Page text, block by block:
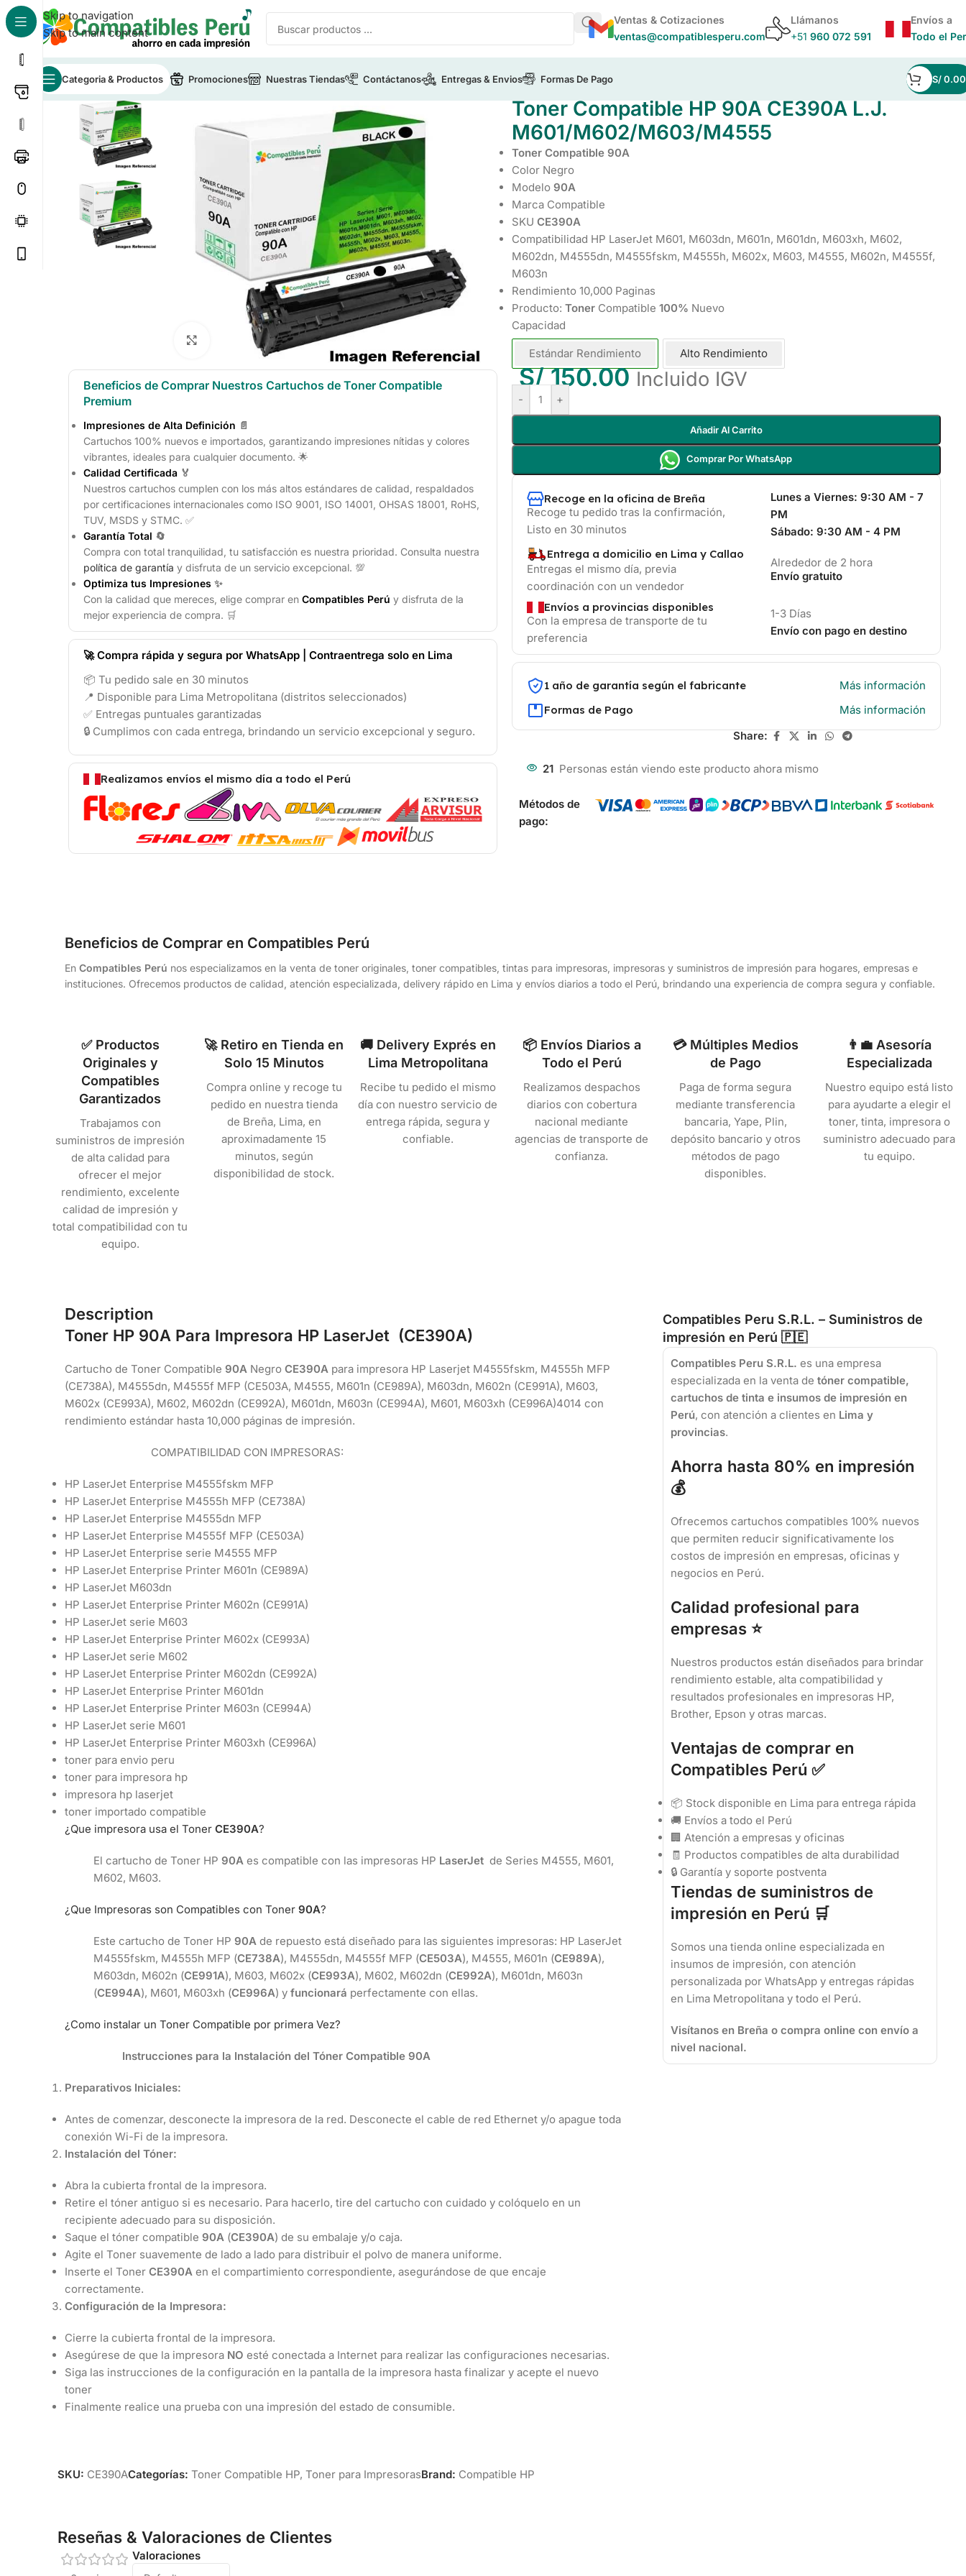
Skip to navigation
Skip to main content
Ventas & Cotizaciones
ventas@compatiblesperu.com
Llámanos
+51 960 072 591
Envíos a
Todo el
Categoria & Productos Promociones Nuestras Tiendas Contáctanos Entregas & Envios Formas De Pago S/0.00
Inicio/Toner para Impresoras
Click to enlarge
Beneficios de Comprar Nuestros Cartuchos de Toner Compatible
Premium
Impresiones de Alta Definición 📄
Cartuchos 100% nuevos e importados, garantizando impresiones nítidas y colores
vibrantes, ideales para cualquier documento. 🌟
Calidad Certificada 🏅
Nuestros cartuchos cumplen con los más altos estándares de calidad, respaldados
por certificaciones internacionales como ISO 9001, ISO 14001, OHSAS 18001, RoHS,
TUV, MSDS y STMC. ✅
Garantía Total 🔄
Compra con total tranquilidad, tu satisfacción es nuestra prioridad. Consulta nuestra
política de garantía y disfruta de un servicio excepcional. 💯
Optimiza tus Impresiones ✨
Con la calidad que mereces, elige comprar en Compatibles Perú y disfruta de la
mejor experiencia de compra. 🛒
🚀 Compra rápida y segura por WhatsApp | Contraentrega solo en Lima
📦 Tu pedido sale en 30 minutos
📍 Disponible para Lima Metropolitana (distritos seleccionados)
✅ Entregas puntuales garantizadas
🔒 Cumplimos con cada entrega, brindando un servicio excepcional y seguro.
Realizamos envíos el mismo día a todo el Perú
Toner Compatible HP 90A CE390A L.J.
M601/M602/M603/M4555
Toner Compatible 90A
Color Negro
Modelo 90A
Marca Compatible
SKU CE390A
Compatibilidad HP LaserJet M601, M603dn, M601n, M601dn, M603xh, M602,
M602dn, M4555dn, M4555fskm, M4555h, M602x, M603, M4555, M602n, M4555f,
M603n
Rendimiento 10,000 Paginas
Producto: TonerCompatible 100% Nuevo
Capacidad
Estándar Rendimiento Alto Rendimiento
S/150.00 Incluido IGV
- +
Añadir Al Carrito
Comprar Por WhatsApp
Recoge en la oficina de Breña
Recoge tu pedido tras la confirmación,
Listo en 30 minutos
Lunes a Viernes: 9:30 AM - 7
PM
Sábado: 9:30 AM - 4 PM
Entrega a domicilio en Lima y Callao
Entregas el mismo día, previa
coordinación con un vendedor
Alrededor de 2 hora
Envío gratuito
Envíos a provincias disponibles
Con la empresa de transporte de tu
preferencia
1-3 Días
Envío con pago en destino
1 año de garantía según el fabricante
Más información
Formas de Pago
Más información
Share:
21 Personas están viendo este producto ahora mismo
Métodos de
pago:
Beneficios de Comprar en Compatibles Perú
En Compatibles Perú nos especializamos en la venta de toner originales, toner compatibles, tintas para impresoras, impresoras y suministros de impresión para hogares, empresas e
instituciones. Ofrecemos productos de calidad, atención especializada, delivery rápido en Lima y envíos diarios a todo el Perú, brindando una experiencia de compra segura y confiable.
✅ Productos
Originales y
Compatibles
Garantizados
Trabajamos con
suministros de impresión
de alta calidad para
ofrecer el mejor
rendimiento, excelente
calidad de impresión y
total compatibilidad con tu
equipo.
🚀 Retiro en Tienda en
Solo 15 Minutos
Compra online y recoge tu
pedido en nuestra tienda
de Breña, Lima, en
aproximadamente 15
minutos, según
disponibilidad de stock.
🚚 Delivery Exprés en
Lima Metropolitana
Recibe tu pedido el mismo
día con nuestro servicio de
entrega rápida, segura y
confiable.
📦 Envíos Diarios a
Todo el Perú
Realizamos despachos
diarios con cobertura
nacional mediante
agencias de transporte de
confianza.
💳 Múltiples Medios
de Pago
Paga de forma segura
mediante transferencia
bancaria, Yape, Plin,
depósito bancario y otros
métodos de pago
disponibles.
👨‍💼 Asesoría
Especializada
Nuestro equipo está listo
para ayudarte a elegir el
toner, tinta, impresora o
suministro adecuado para
tu equipo.
Description
Toner HP 90A Para Impresora HP LaserJet (CE390A)
Cartucho de Toner Compatible 90A Negro CE390A para impresora HP Laserjet M4555fskm, M4555h MFP
(CE738A), M4555dn, M4555f MFP (CE503A, M4555, M601n (CE989A), M603dn, M602n (CE991A), M603,
M602x (CE993A), M602, M602dn (CE992A), M601dn, M603n (CE994A), M601, M603xh (CE996A)4014 con
rendimiento estándar hasta 10,000 páginas de impresión.
COMPATIBILIDAD CON IMPRESORAS:
HP LaserJet Enterprise M4555fskm MFP
HP LaserJet Enterprise M4555h MFP (CE738A)
HP LaserJet Enterprise M4555dn MFP
HP LaserJet Enterprise M4555f MFP (CE503A)
HP LaserJet Enterprise serie M4555 MFP
HP LaserJet Enterprise Printer M601n (CE989A)
HP LaserJet M603dn
HP LaserJet Enterprise Printer M602n (CE991A)
HP LaserJet serie M603
HP LaserJet Enterprise Printer M602x (CE993A)
HP LaserJet serie M602
HP LaserJet Enterprise Printer M602dn (CE992A)
HP LaserJet Enterprise Printer M601dn
HP LaserJet Enterprise Printer M603n (CE994A)
HP LaserJet serie M601
HP LaserJet Enterprise Printer M603xh (CE996A)
toner para envio peru
toner para impresora hp
impresora hp laserjet
toner importado compatible
¿Que impresora usa el Toner CE390A?
El cartucho de Toner HP 90A es compatible con las impresoras HP LaserJet de Series M4555, M601,
M602, M603.
¿Que Impresoras son Compatibles con Toner 90A?
Este cartucho de Toner HP 90A de repuesto está diseñado para las siguientes impresoras: HP LaserJet
M4555fskm, M4555h MFP (CE738A), M4555dn, M4555f MFP (CE503A), M4555, M601n (CE989A),
M603dn, M602n (CE991A), M603, M602x (CE993A), M602, M602dn (CE992A), M601dn, M603n
(CE994A), M601, M603xh (CE996A) y funcionará perfectamente con ellas.
¿Como instalar un Toner Compatible por primera Vez?
Instrucciones para la Instalación del Tóner Compatible 90A
Preparativos Iniciales:
Antes de comenzar, desconecte la impresora de la red. Desconecte el cable de red Ethernet y/o apague toda
conexión Wi-Fi de la impresora.
Instalación del Tóner:
Abra la cubierta frontal de la impresora.
Retire el tóner antiguo si es necesario. Para hacerlo, tire del cartucho con cuidado y colóquelo en un
recipiente adecuado para su disposición.
Saque el tóner compatible 90A (CE390A) de su embalaje y/o caja.
Agite el Toner suavemente de lado a lado para distribuir el polvo de manera uniforme.
Inserte el Toner CE390A en el compartimiento correspondiente, asegurándose de que encaje
correctamente.
Configuración de la Impresora:
Cierre la cubierta frontal de la impresora.
Asegúrese de que la impresora NO esté conectada a Internet para realizar las configuraciones necesarias.
Siga las instrucciones de la configuración en la pantalla de la impresora hasta finalizar y acepte el nuevo
toner
Finalmente realice una prueba con una impresión del estado de consumible.
Compatibles Peru S.R.L. – Suministros de
impresión en Perú 🇵🇪
Compatibles Peru S.R.L. es una empresa
especializada en la venta de tóner compatible,
cartuchos de tinta e insumos de impresión en
Perú, con atención a clientes en Lima y
provincias.
Ahorra hasta 80% en impresión
💰
Ofrecemos cartuchos compatibles 100% nuevos
que permiten reducir significativamente los
costos de impresión en empresas, oficinas y
negocios en Perú.
Calidad profesional para
empresas ⭐
Nuestros productos están diseñados para brindar
rendimiento estable, alta compatibilidad y
resultados profesionales en impresoras HP,
Brother, Epson y otras marcas.
Ventajas de comprar en
Compatibles Perú ✅
📦 Stock disponible en Lima para entrega rápida
🚚 Envíos a todo el Perú
🏢 Atención a empresas y oficinas
🧾 Productos compatibles de alta durabilidad
🔒 Garantía y soporte postventa
Tiendas de suministros de
impresión en Perú 🛒
Somos una tienda online especializada en
insumos de impresión, con atención
personalizada por WhatsApp y entregas rápidas
en Lima Metropolitana y todo el Perú.
Visítanos en Breña o compra online con envío a
nivel nacional.
SKU: CE390ACategorías: Toner Compatible HP, Toner para ImpresorasBrand: Compatible HP
Reseñas & Valoraciones de Clientes
Valoraciones